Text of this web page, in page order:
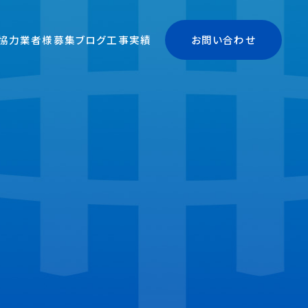
力業者様募集ブログ工事実績 お問い合わせ